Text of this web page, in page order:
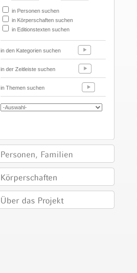
in Personen suchen
in Körperschaften suchen
in Editionstexten suchen
in den Kategorien suchen
in der Zeitleiste suchen
in Themen suchen